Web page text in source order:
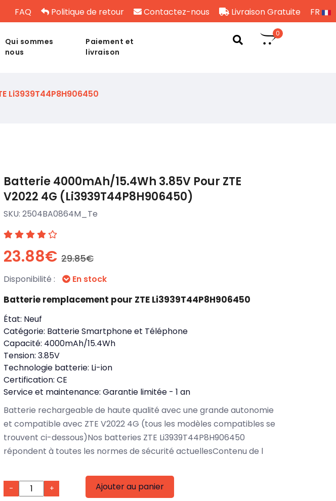
FAQ Politique de retour Contactez-nous Livraison Gratuite FR
Qui sommes
nous
Paiement et
livraison
0
Li3939T44P8H906450
Batterie 4000mAh/15.4Wh 3.85V Pour ZTE
V2022 4G (Li3939T44P8H906450)
SKU: 2504BA0864M_Te
23.88€ 29.85€
Disponibilité : En stock
Batterie remplacement pour ZTE Li3939T44P8H906450
État: Neuf
Catégorie: Batterie Smartphone et Téléphone
Capacité: 4000mAh/15.4Wh
Tension: 3.85V
Technologie batterie: Li-ion
Certification: CE
Service et maintenance: Garantie limitée - 1 an
Batterie rechargeable de haute qualité avec une grande autonomie
et compatible avec ZTE V2022 4G (tous les modèles compatibles se
trouvent ci-dessous)Nos batteries ZTE Li3939T44P8H906450
répondent à toutes les normes de sécurité actuellesContenu de l
- + Ajouter au panier